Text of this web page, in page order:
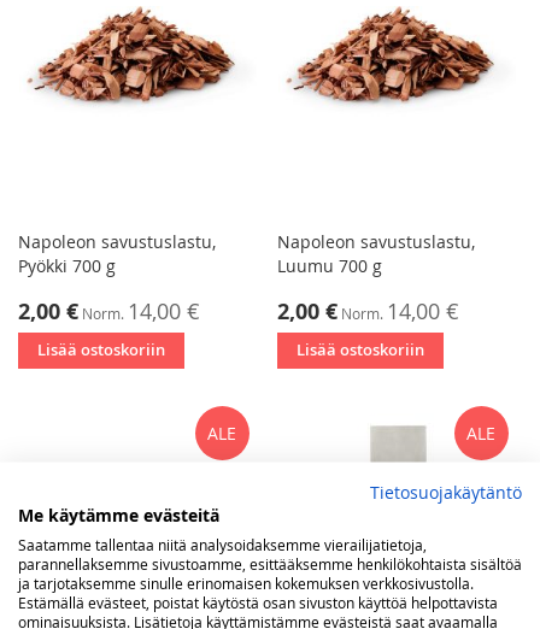
Napoleon savustuslastu,
Pyökki 700 g
Tarjoushinta
2,00 € Norm. 14,00 €
Lisää ostoskoriin
Napoleon savustuslastu,
Luumu 700 g
Tarjoushinta
2,00 € Norm. 14,00 €
Lisää ostoskoriin
ALE ALE
Tietosuojakäytäntö
Me käytämme evästeitä
Saatamme tallentaa niitä analysoidaksemme vierailijatietoja,
parannellaksemme sivustoamme, esittääksemme henkilökohtaista sisältöä
ja tarjotaksemme sinulle erinomaisen kokemuksen verkkosivustolla.
Estämällä evästeet, poistat käytöstä osan sivuston käyttöä helpottavista
ominaisuuksista. Lisätietoja käyttämistämme evästeistä saat avaamalla